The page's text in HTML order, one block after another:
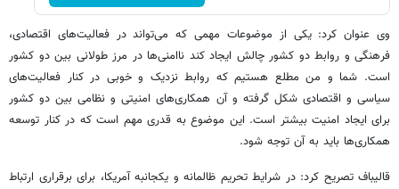
وی عنوان کرد: یکی از موضوعات مهمی که می‌تواند در فعالیت‌های اقتصادی،
فرهنگی و روابط دو کشور چالش ایجاد کند ناامنی‌ها در مرز طولانی بین دو کشور
است. شما و من مطلع هستیم که روابط نزدیک و خوبی در کنار فعالیت‌های
سیاسی و اقتصادی شکل گرفته و آن همکاری‌های امنیتی و نظامی بین دو کشور
برای ایجاد امنیت بیشتر است. این موضوع به قدری مهم است که در کنار توسعه
همکاری‌ها باید به آن توجه شود.
قالیباف تصریح کرد: در شرایط تحریم ظالمانه و یکجانبه آمریکا، برای برقراری ارتباط